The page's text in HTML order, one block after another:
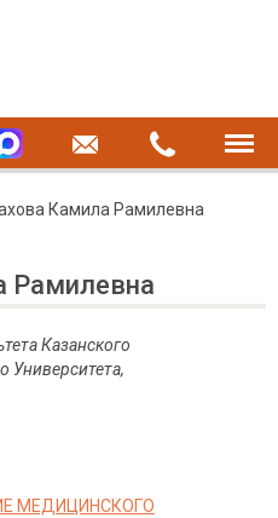
Камила Рамилевна
Рамилевна
Казанского
Университета,
МЕДИЦИНСКОГО